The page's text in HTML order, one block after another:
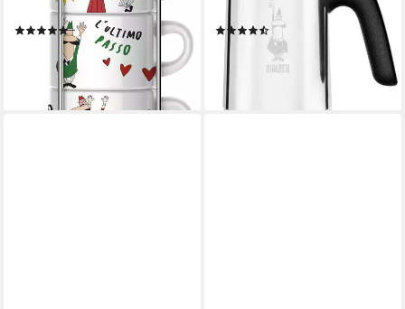
mit Metallgestell)
(27)
ab 28,50 € UVP36,90 €
lieferbar - in 3-4 Werktagen bei dir
Tassen
(6)
ab 52,90 € UVP 76,90 €
-31%
lieferbar - in 4-5 Werktagen bei dir